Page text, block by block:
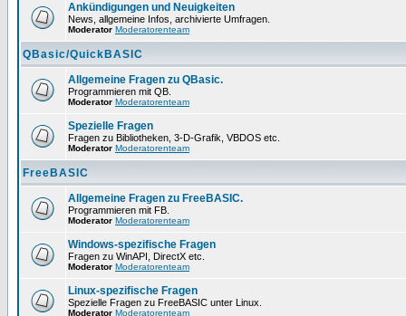
Ankündigungen und Neuigkeiten
News, allgemeine Infos, archivierte Umfragen.
Moderator Moderatorenteam
QBasic/QuickBASIC
Allgemeine Fragen zu QBasic.
Programmieren mit QB.
Moderator Moderatorenteam
Spezielle Fragen
Fragen zu Bibliotheken, 3-D-Grafik, VBDOS etc.
Moderator Moderatorenteam
FreeBASIC
Allgemeine Fragen zu FreeBASIC.
Programmieren mit FB.
Moderator Moderatorenteam
Windows-spezifische Fragen
Fragen zu WinAPI, DirectX etc.
Moderator Moderatorenteam
Linux-spezifische Fragen
Spezielle Fragen zu FreeBASIC unter Linux.
Moderator Moderatorenteam